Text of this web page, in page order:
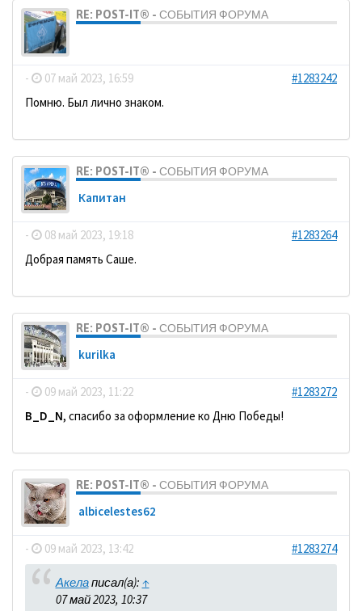
RE: POST-IT® - СОБЫТИЯ ФОРУМА
- 07 май 2023, 16:59
#1283242
Помню. Был лично знаком.
RE: POST-IT® - СОБЫТИЯ ФОРУМА
Кaпитaн
- 08 май 2023, 19:18
#1283264
Добрая память Саше.
RE: POST-IT® - СОБЫТИЯ ФОРУМА
kurilka
- 09 май 2023, 11:22
#1283272
B_D_N, спасибо за оформление ко Дню Победы!
RE: POST-IT® - СОБЫТИЯ ФОРУМА
albicelestes62
- 09 май 2023, 13:42 #1283274
Акелаписал(а): ↑
07 май 2023, 10:37